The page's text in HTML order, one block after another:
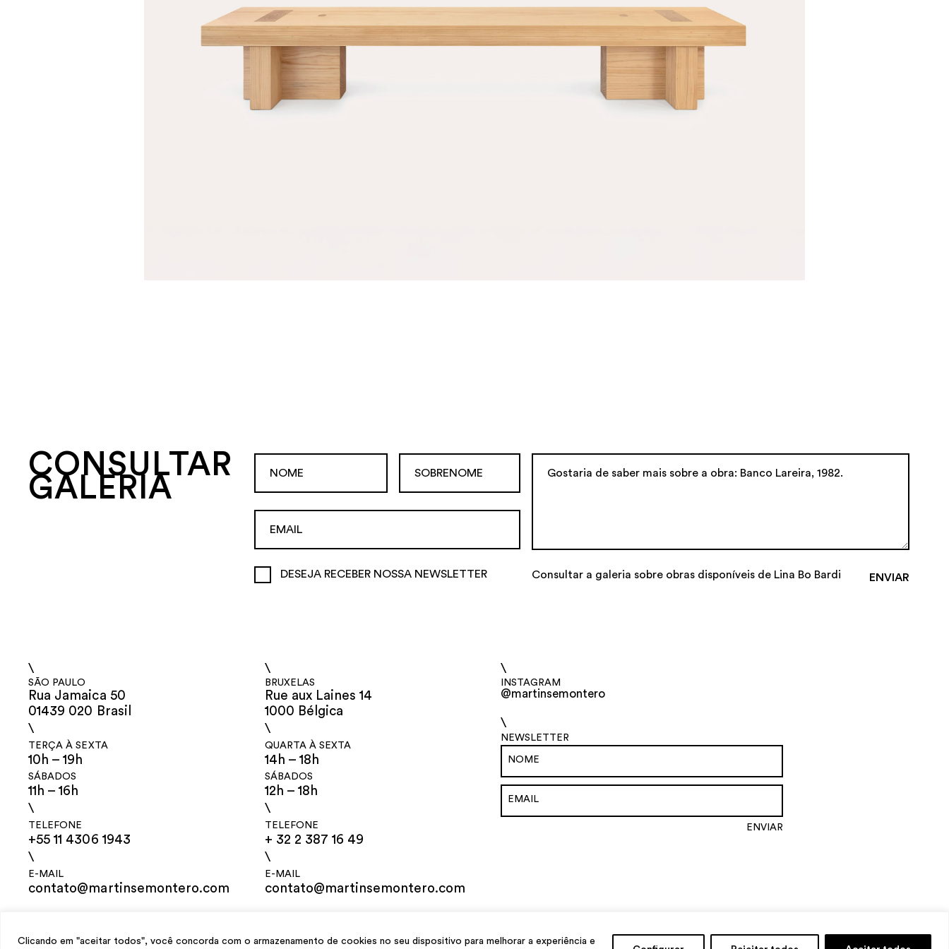
Clicando em "aceitar todos", você concorda com o armazenamento de cookies no seu dispositivo para melhorar a experiência e
CONSULTAR
GALERIA
DESEJA RECEBER NOSSA NEWSLETTER Consultar a galeria sobre obras disponíveis de Lina Bo Bardi
\
SÃO PAULO
Rua Jamaica 50
01439 020 Brasil
\
TERÇA À SEXTA
10h – 19h
SÁBADOS
11h – 16h
\
TELEFONE
+55 11 4306 1943
\
E-MAIL
contato@martinsemontero.com
\
BRUXELAS
Rue aux Laines 14
1000 Bélgica
\
QUARTA À SEXTA
14h – 18h
SÁBADOS
12h – 18h
\
TELEFONE
+ 32 2 387 16 49
\
E-MAIL
contato@martinsemontero.com
\
INSTAGRAM
@martinsemontero
\
NEWSLETTER